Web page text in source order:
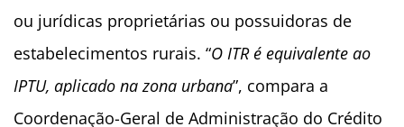
ou jurídicas proprietárias ou possuidoras de
estabelecimentos rurais. “O ITR é equivalente ao
IPTU, aplicado na zona urbana”, compara a
Coordenação-Geral de Administração do Crédito